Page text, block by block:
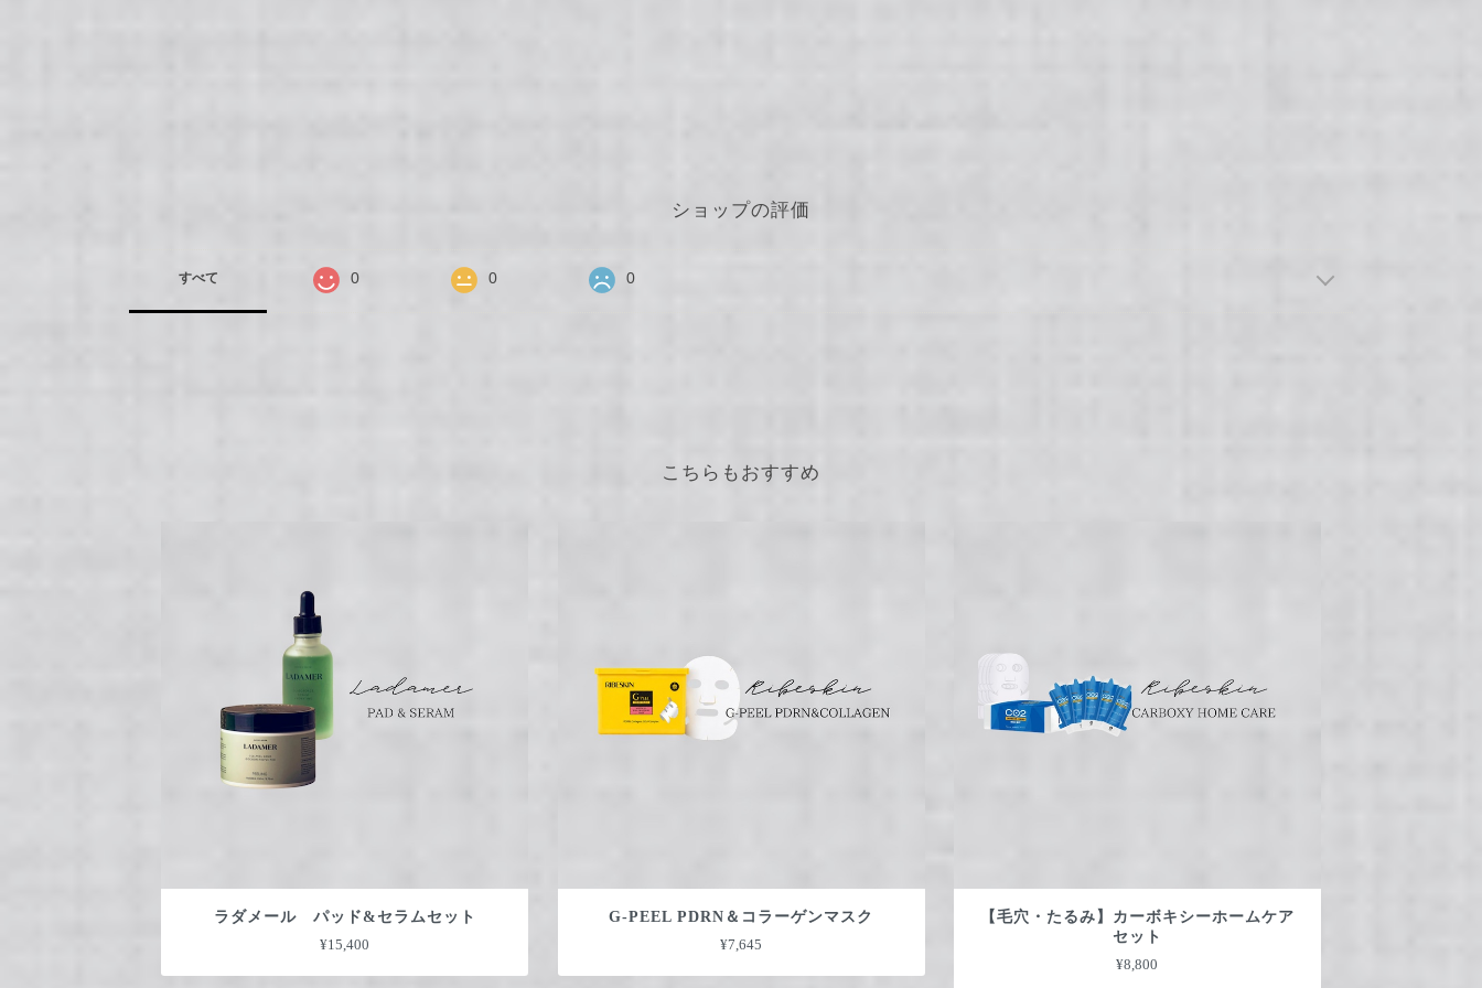
ショップの評価
すべて 0 0 0
こちらもおすすめ
ラダメール パッド&セラムセット
¥15,400
G-PEEL PDRN＆コラーゲンマスク
¥7,645
【毛穴・たるみ】カーボキシーホームケア
セット
¥8,800